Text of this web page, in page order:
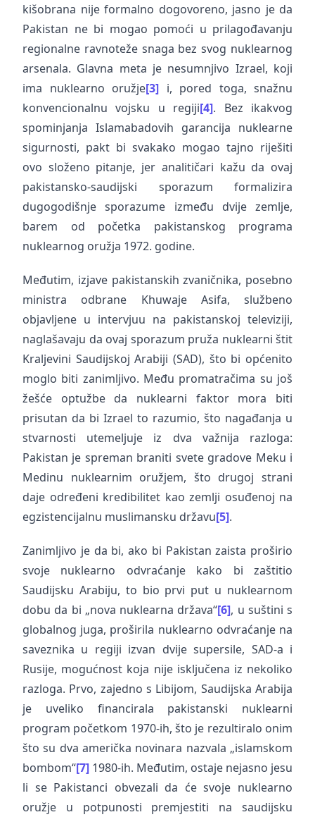
kišobrana nije formalno dogovoreno, jasno je da
Pakistan ne bi mogao pomoći u prilagođavanju
regionalne ravnoteže snaga bez svog nuklearnog
arsenala. Glavna meta je nesumnjivo Izrael, koji
ima nuklearno oružje[3] i, pored toga, snažnu
konvencionalnu vojsku u regiji[4]. Bez ikakvog
spominjanja Islamabadovih garancija nuklearne
sigurnosti, pakt bi svakako mogao tajno riješiti
ovo složeno pitanje, jer analitičari kažu da ovaj
pakistansko-saudijski sporazum formalizira
dugogodišnje sporazume između dvije zemlje,
barem od početka pakistanskog programa
nuklearnog oružja 1972. godine.
Međutim, izjave pakistanskih zvaničnika, posebno
ministra odbrane Khuwaje Asifa, službeno
objavljene u intervjuu na pakistanskoj televiziji,
naglašavaju da ovaj sporazum pruža nuklearni štit
Kraljevini Saudijskoj Arabiji (SAD), što bi općenito
moglo biti zanimljivo. Među promatračima su još
žešće optužbe da nuklearni faktor mora biti
prisutan da bi Izrael to razumio, što nagađanja u
stvarnosti utemeljuje iz dva važnija razloga:
Pakistan je spreman braniti svete gradove Meku i
Medinu nuklearnim oružjem, što drugoj strani
daje određeni kredibilitet kao zemlji osuđenoj na
egzistencijalnu muslimansku državu[5].
Zanimljivo je da bi, ako bi Pakistan zaista proširio
svoje nuklearno odvraćanje kako bi zaštitio
Saudijsku Arabiju, to bio prvi put u nuklearnom
dobu da bi „nova nuklearna država“[6], u suštini s
globalnog juga, proširila nuklearno odvraćanje na
saveznika u regiji izvan dvije supersile, SAD-a i
Rusije, mogućnost koja nije isključena iz nekoliko
razloga. Prvo, zajedno s Libijom, Saudijska Arabija
je uveliko financirala pakistanski nuklearni
program početkom 1970-ih, što je rezultiralo onim
što su dva američka novinara nazvala „islamskom
bombom“[7] 1980-ih. Međutim, ostaje nejasno jesu
li se Pakistanci obvezali da će svoje nuklearno
oružje u potpunosti premjestiti na saudijsku